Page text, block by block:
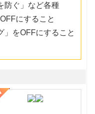
防ぐ」など各種
にすること
」をOFFにすること